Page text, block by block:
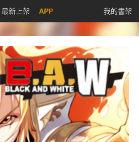
最新上架 APP 我的書架